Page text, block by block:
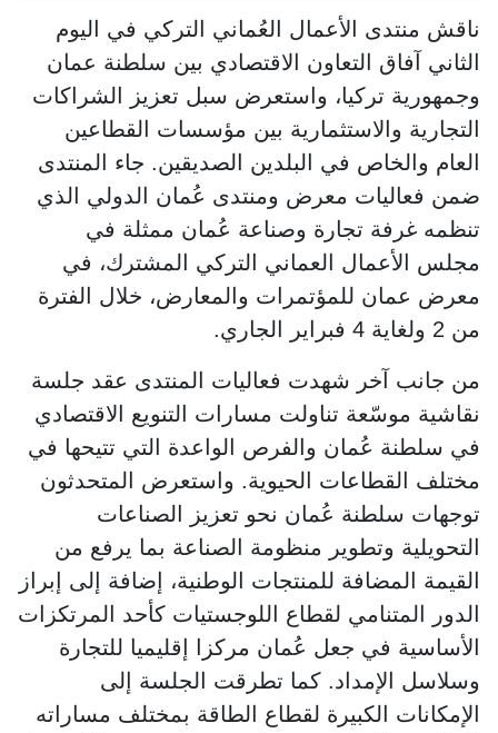
ناقش منتدى الأعمال العُماني التركي في اليوم
الثاني آفاق التعاون الاقتصادي بين سلطنة عمان
وجمهورية تركيا، واستعرض سبل تعزيز الشراكات
التجارية والاستثمارية بين مؤسسات القطاعين
العام والخاص في البلدين الصديقين. جاء المنتدى
ضمن فعاليات معرض ومنتدى عُمان الدولي الذي
تنظمه غرفة تجارة وصناعة عُمان ممثلة في
مجلس الأعمال العماني التركي المشترك، في
معرض عمان للمؤتمرات والمعارض، خلال الفترة
من 2 ولغاية 4 فبراير الجاري.
من جانب آخر شهدت فعاليات المنتدى عقد جلسة
نقاشية موسّعة تناولت مسارات التنويع الاقتصادي
في سلطنة عُمان والفرص الواعدة التي تتيحها في
مختلف القطاعات الحيوية. واستعرض المتحدثون
توجهات سلطنة عُمان نحو تعزيز الصناعات
التحويلية وتطوير منظومة الصناعة بما يرفع من
القيمة المضافة للمنتجات الوطنية، إضافة إلى إبراز
الدور المتنامي لقطاع اللوجستيات كأحد المرتكزات
الأساسية في جعل عُمان مركزا إقليميا للتجارة
وسلاسل الإمداد. كما تطرقت الجلسة إلى
الإمكانات الكبيرة لقطاع الطاقة بمختلف مساراته